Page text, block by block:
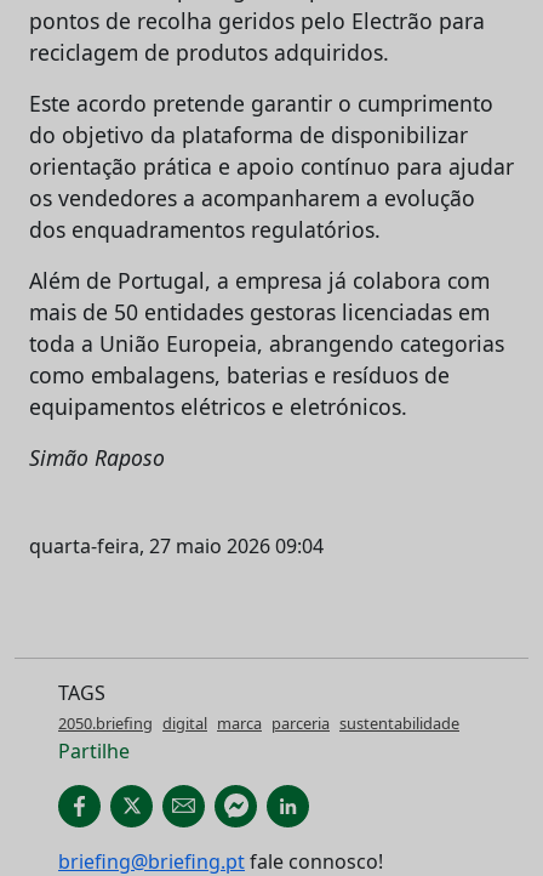
pontos de recolha geridos pelo Electrão para
reciclagem de produtos adquiridos.
Este acordo pretende garantir o cumprimento
do objetivo da plataforma de disponibilizar
orientação prática e apoio contínuo para ajudar
os vendedores a acompanharem a evolução
dos enquadramentos regulatórios.
Além de Portugal, a empresa já colabora com
mais de 50 entidades gestoras licenciadas em
toda a União Europeia, abrangendo categorias
como embalagens, baterias e resíduos de
equipamentos elétricos e eletrónicos.
Simão Raposo
quarta-feira, 27 maio 2026 09:04
TAGS
2050.briefing digital marca parceria sustentabilidade
Partilhe
briefing@briefing.ptfale connosco!